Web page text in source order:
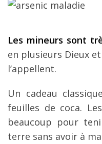
Les mineurs sont
en plusieurs Dieux
l’appellent.
Un cadeau
feuilles de coca.
beaucoup pour
terre sans avoir à